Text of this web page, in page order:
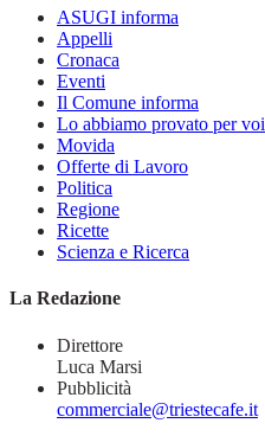
ASUGI informa
Appelli
Cronaca
Eventi
Il Comune informa
Lo abbiamo provato per voi
Movida
Offerte di Lavoro
Politica
Regione
Ricette
Scienza e Ricerca
La Redazione
Direttore
Luca Marsi
Pubblicità
commerciale@triestecafe.it